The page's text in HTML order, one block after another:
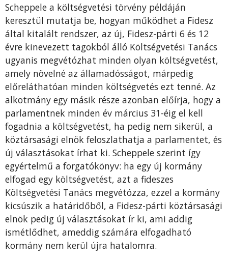
Scheppele a költségvetési törvény példáján
keresztül mutatja be, hogyan működhet a Fidesz
által kitalált rendszer, az új, Fidesz-párti 6 és 12
évre kinevezett tagokból álló Költségvetési Tanács
ugyanis megvétózhat minden olyan költségvetést,
amely növelné az államadósságot, márpedig
előreláthatóan minden költségvetés ezt tenné. Az
alkotmány egy másik része azonban előírja, hogy a
parlamentnek minden év március 31-éig el kell
fogadnia a költségvetést, ha pedig nem sikerül, a
köztársasági elnök feloszlathatja a parlamentet, és
új választásokat írhat ki. Scheppele szerint így
egyértelmű a forgatókönyv: ha egy új kormány
elfogad egy költségvetést, azt a fideszes
Költségvetési Tanács megvétózza, ezzel a kormány
kicsúszik a határidőből, a Fidesz-párti köztársasági
elnök pedig új választásokat ír ki, ami addig
ismétlődhet, ameddig számára elfogadható
kormány nem kerül újra hatalomra.